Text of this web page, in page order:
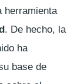
herramienta
. De hecho, la
ha
base de